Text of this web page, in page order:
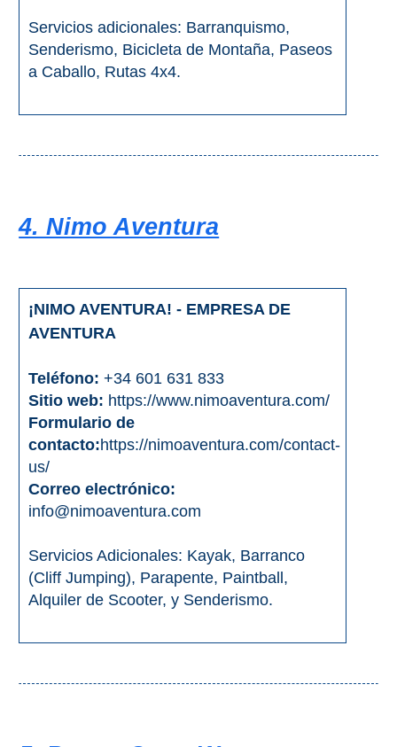
Servicios adicionales: Barranquismo,
Senderismo, Bicicleta de Montaña, Paseos
a Caballo, Rutas 4x4.
4. Nimo Aventura
¡NIMO AVENTURA! - EMPRESA DE
AVENTURA
Teléfono: +34 601 631 833
Sitio web: https://www.nimoaventura.com/
Formulario de
contacto:https://nimoaventura.com/contact-
us/
Correo electrónico:
info@nimoaventura.com
Servicios Adicionales: Kayak, Barranco
(Cliff Jumping), Parapente, Paintball,
Alquiler de Scooter, y Senderismo.